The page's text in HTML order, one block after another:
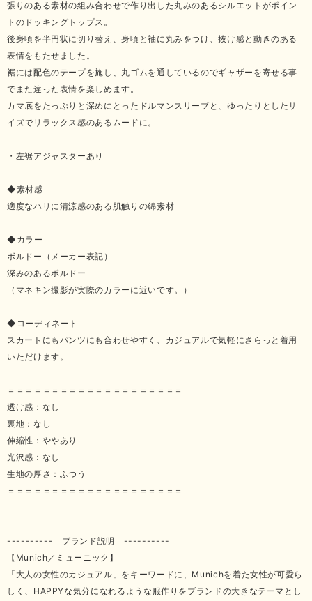
張りのある素材の組み合わせで作り出した丸みのあるシルエットがポイン
トのドッキングトップス。
後身頃を半円状に切り替え、身頃と袖に丸みをつけ、抜け感と動きのある
表情をもたせました。
裾には配色のテープを施し、丸ゴムを通しているのでギャザーを寄せる事
でまた違った表情を楽しめます。
カマ底をたっぷりと深めにとったドルマンスリーブと、ゆったりとしたサ
イズでリラックス感のあるムードに。
・左裾アジャスターあり
◆素材感
適度なハリに清涼感のある肌触りの綿素材
◆カラー
ボルドー（メーカー表記）
深みのあるボルドー
（マネキン撮影が実際のカラーに近いです。）
◆コーディネート
スカートにもパンツにも合わせやすく、カジュアルで気軽にさらっと着用
いただけます。
＝＝＝＝＝＝＝＝＝＝＝＝＝＝＝＝＝＝＝＝
透け感：なし
裏地：なし
伸縮性：ややあり
光沢感：なし
生地の厚さ：ふつう
＝＝＝＝＝＝＝＝＝＝＝＝＝＝＝＝＝＝＝＝
---------- ブランド説明 ----------
【Munich／ミューニック】
「大人の女性のカジュアル」をキーワードに、Munichを着た女性が可愛ら
しく、HAPPYな気分になれるような服作りをブランドの大きなテーマとし